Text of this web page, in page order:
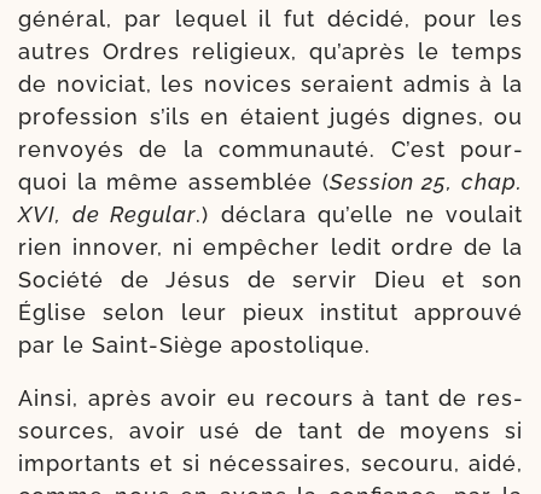
géné­ral, par lequel il fut déci­dé, pour les
autres Ordres reli­gieux, qu’a­près le temps
de novi­ciat, les novices seraient admis à la
pro­fes­sion s’ils en étaient jugés dignes, ou
ren­voyés de la com­mu­nau­té. C’est pour­
quoi la même assem­blée (Session 25, chap.
XVI, de Regular.) décla­ra qu’elle ne vou­lait
rien inno­ver, ni empê­cher ledit ordre de la
Société de Jésus de ser­vir Dieu et son
Église selon leur pieux ins­ti­tut approu­vé
par le Saint-​Siège apostolique.
Ainsi, après avoir eu recours à tant de res­
sources, avoir usé de tant de moyens si
impor­tants et si néces­saires, secou­ru, aidé,